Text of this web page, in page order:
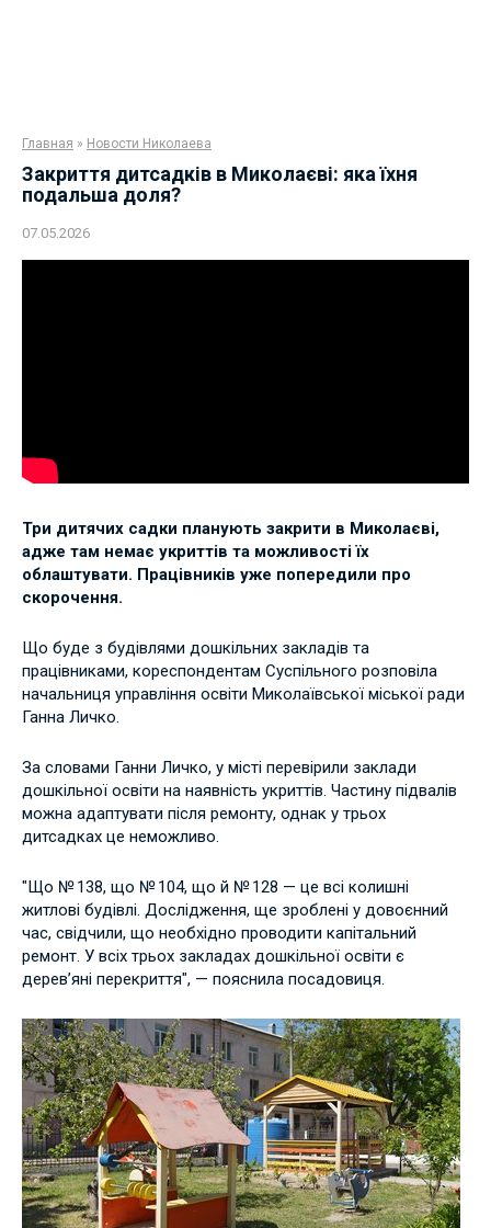
Главная » Новости Николаева
Закриття дитсадків в Миколаєві: яка їхня
подальша доля?
07.05.2026
Три дитячих садки планують закрити в Миколаєві,
адже там немає укриттів та можливості їх
облаштувати. Працівників уже попередили про
скорочення.
Що буде з будівлями дошкільних закладів та
працівниками, кореспондентам Суспільного розповіла
начальниця управління освіти Миколаївської міської ради
Ганна Личко.
За словами Ганни Личко, у місті перевірили заклади
дошкільної освіти на наявність укриттів. Частину підвалів
можна адаптувати після ремонту, однак у трьох
дитсадках це неможливо.
"Що № 138, що № 104, що й № 128 — це всі колишні
житлові будівлі. Дослідження, ще зроблені у довоєнний
час, свідчили, що необхідно проводити капітальний
ремонт. У всіх трьох закладах дошкільної освіти є
дерев’яні перекриття", — пояснила посадовиця.